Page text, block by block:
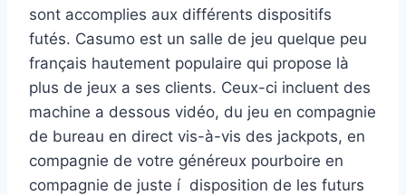
sont accomplies aux différents dispositifs
futés. Casumo est un salle de jeu quelque peu
français hautement populaire qui propose là
plus de jeux a ses clients. Ceux-ci incluent des
machine a dessous vidéo, du jeu en compagnie
de bureau en direct vis-à-vis des jackpots, en
compagnie de votre généreux pourboire en
compagnie de juste í disposition de les futurs